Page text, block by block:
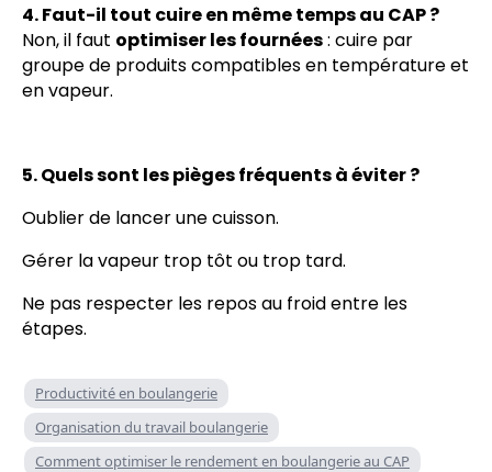
4. Faut-il tout cuire en même temps au CAP ?
Non, il faut optimiser les fournées: cuire par
groupe de produits compatibles en température et
en vapeur.
5. Quels sont les pièges fréquents à éviter ?
Oublier de lancer une cuisson.
Gérer la vapeur trop tôt ou trop tard.
Ne pas respecter les repos au froid entre les
étapes.
Productivité en boulangerie
Organisation du travail boulangerie
Comment optimiser le rendement en boulangerie au CAP